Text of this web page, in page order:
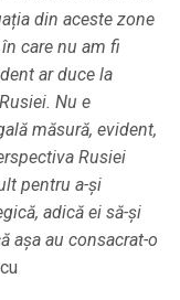
din aceste zone
care nu am fi
ar duce la
Nu e
măsură, evident,
Rusiei
pentru a-și
adică ei să-și
așa au consacrat-o